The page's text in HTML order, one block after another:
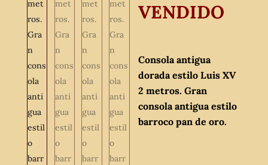
VENDIDO
Consola antigua
dorada estilo Luis XV
2 metros. Gran
consola antigua estilo
barroco pan de oro.